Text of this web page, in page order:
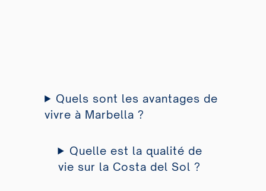
Quels sont les avantages de
vivre à Marbella ?
Quelle est la qualité de
vie sur la Costa del Sol ?